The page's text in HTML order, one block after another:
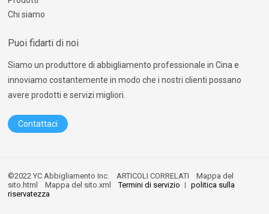
Chi siamo
Puoi fidarti di noi
Siamo un produttore di abbigliamento professionale in Cina e
innoviamo costantemente in modo che i nostri clienti possano
avere prodotti e servizi migliori.
Contattaci
©2022 YC Abbigliamento Inc.ARTICOLI CORRELATI
Mappa del
sito.html
Mappa del sito.xml Termini di servizio
politica sulla
riservatezza